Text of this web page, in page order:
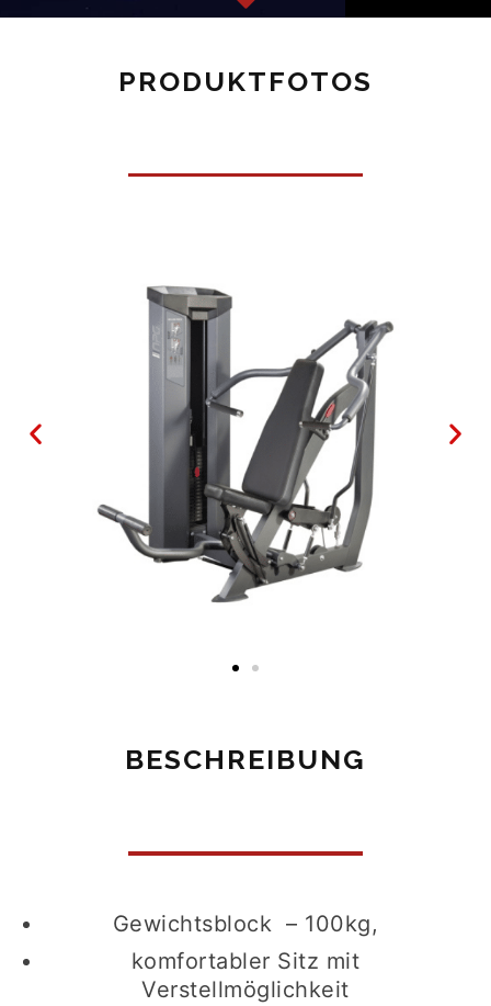
PRODUKTFOTOS
BESCHREIBUNG
Gewichtsblock – 100kg,
komfortabler Sitz mit
Verstellmöglichkeit